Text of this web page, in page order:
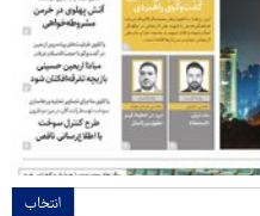
انتخاب